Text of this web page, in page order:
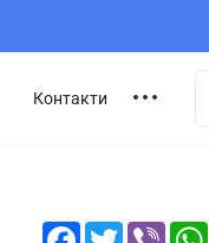
Контакти
Facebook
TwitterViber